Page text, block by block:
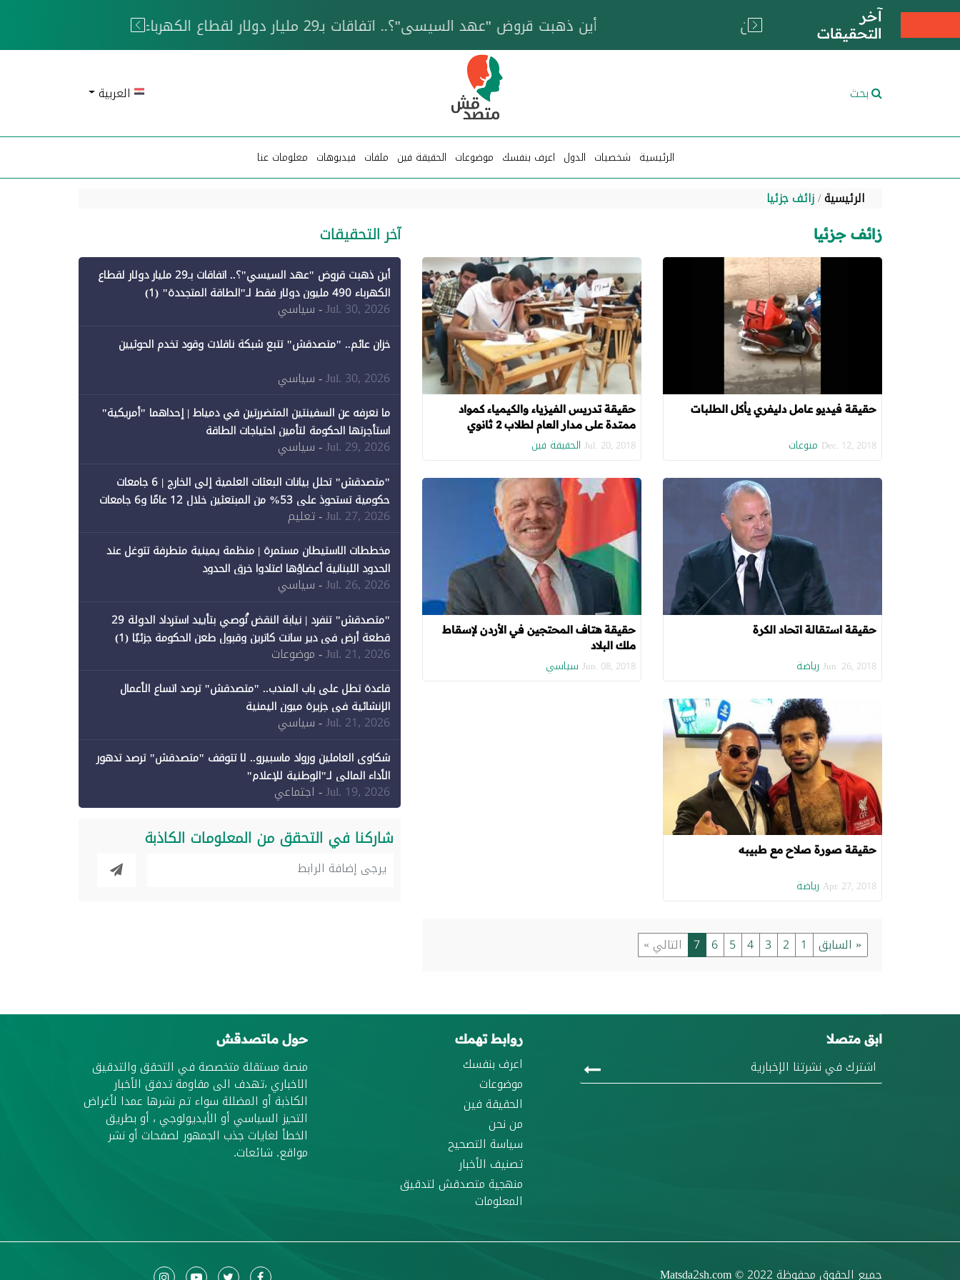
آخر
التحقيقات
خزان عائم.. "متصدقش" تتبع شبكة ناقلات وقود تخدم الحوثيين
بحث العربية
الرئيسية شخصيات الدول اعرف بنفسك موضوعات الحقيقة فين ملفات فيديوهات معلومات عنا
الرئيسية زائف جزئيا
زائف جزئيا
حقيقة فيديو عامل دليفري يأكل الطلبات
Dec. 12, 2018 منوعات
حقيقة تدريس الفيزياء والكيمياء كمواد
ممتدة على مدار العام لطلاب 2 ثانوي
Jul. 20, 2018 الحقيقة فين
حقيقة استقالة اتحاد الكرة
Jun. 26, 2018 رياضة
حقيقة هتاف المحتجين في الأردن لإسقاط
ملك البلاد
Jun. 08, 2018 سياسي
حقيقة صورة صلاح مع طبيبه
Apr. 27, 2018 رياضة
« السابق 1
2
3
4
5
6
7 التالي »
آخر التحقيقات
أين ذهبت قروض "عهد السيسي"؟.. اتفاقات بـ29 مليار دولار لقطاع
الكهرباء 490 مليون دولار فقط لـ"الطاقة المتجددة" (1)
Jul. 30, 2026- سياسي
خزان عائم.. "متصدقش" تتبع شبكة ناقلات وقود تخدم الحوثيين
Jul. 30, 2026- سياسي
ما نعرفه عن السفينتين المتضررتين في دمياط | إحداهما "أمريكية"
استأجرتها الحكومة لتأمين احتياجات الطاقة
Jul. 29, 2026- سياسي
"متصدقش" تحلل بيانات البعثات العلمية إلى الخارج | 6 جامعات
حكومية تستحوذ على 53% من المبتعثين خلال 12 عامًا و6 جامعات
كان نصيبها 1% فقط
Jul. 27, 2026- تعليم
مخططات الاستيطان مستمرة | منظمة يمينية متطرفة تتوغل عند
الحدود اللبنانية أعضاؤها اعتادوا خرق الحدود
Jul. 26, 2026- سياسي
"متصدقش" تنفرد | نيابة النقض تُوصي بتأييد استرداد الدولة 29
قطعة أرض في دير سانت كاترين وقبول طعن الحكومة جزئيًا (1)
Jul. 21, 2026- موضوعات
قاعدة تطل على باب المندب.. "متصدقش" ترصد اتساع الأعمال
الإنشائية في جزيرة ميون اليمنية
Jul. 21, 2026- سياسي
شكاوى العاملين ورواد ماسبيرو.. لا تتوقف "متصدقش" ترصد تدهور
الأداء المالي لـ"الوطنية للإعلام"
Jul. 19, 2026- اجتماعي
شاركنا في التحقق من المعلومات الكاذبة
ابق متصلا روابط تهمك
اعرف بنفسك
موضوعات
الحقيقة فين
من نحن
سياسة التصحيح
تصنيف الأخبار
منهجية متصدقش لتدقيق
المعلومات
حول ماتصدقش
منصة مستقلة متخصصة في التحقق والتدقيق
الاخباري ،تهدف الى مقاومة تدفق الأخبار
الكاذبة أو المضللة سواء تم نشرها عمدا لأغراض
التحيز السياسي أو الأيديولوجي ، أو بطريق
الخطأ لغايات جذب الجمهور لصفحات أو نشر
مواقع. شائعات.
جميع الحقوق محفوظة Matsda2sh.com© 2022